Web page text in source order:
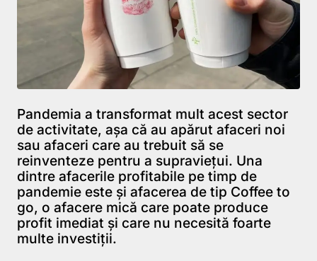
Pandemia a transformat mult acest sector
de activitate, așa că au apărut afaceri noi
sau afaceri care au trebuit să se
reinventeze pentru a supraviețui. Una
dintre afacerile profitabile pe timp de
pandemie este și afacerea de tip Coffee to
go, o afacere mică care poate produce
profit imediat și care nu necesită foarte
multe investiții.